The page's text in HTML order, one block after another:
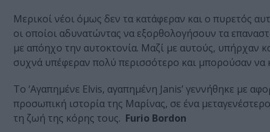
Μερικοί νέοι όμως δεν τα κατάφεραν και ο πυρετός
οι οποίοι αδυνατώντας να εξορθολογήσουν τα
με απόηχο την αυτοκτονία. Μαζί με αυτούς, υπήρχαν
συχνά υπέφεραν πολύ περισσότερο και μπορούσαν να
Το ‘Αγαπημένε Elvis, αγαπημένη Janis’ γεννήθηκε με
προσωπική ιστορία της Μαρίνας, σε ένα
τη ζωή της κόρης τους. Furio Bordon